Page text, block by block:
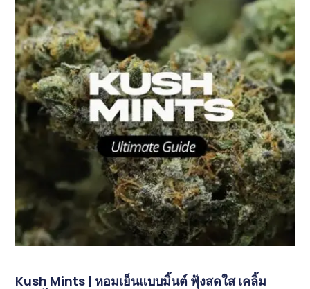
Kush Mints | หอมเย็นแบบมิ้นต์ ฟุ้งสดใส เคลิ้ม